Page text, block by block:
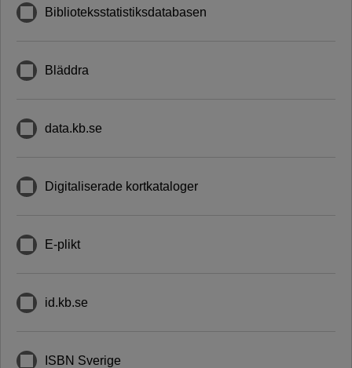
Biblioteksstatistiksdatabasen
Bläddra
data.kb.se
Digitaliserade kortkataloger
E-plikt
id.kb.se
ISBN Sverige